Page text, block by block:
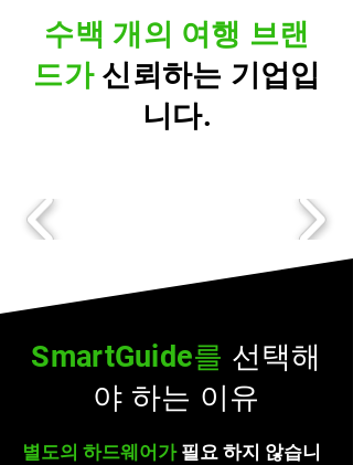
수백 개의 여행 브랜
드가 신뢰하는 기업입
니다.
SmartGuide를 선택해
야 하는 이유
별도의 하드웨어가 필요 하지 않습니